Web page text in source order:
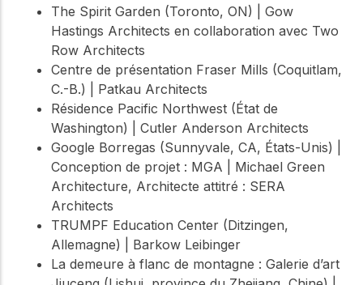
The Spirit Garden (Toronto, ON) | Gow
Hastings Architects en collaboration avec Two
Row Architects
Centre de présentation Fraser Mills (Coquitlam,
C.-B.) | Patkau Architects
Résidence Pacific Northwest (État de
Washington) | Cutler Anderson Architects
Google Borregas (Sunnyvale, CA, États-Unis) |
Conception de projet : MGA | Michael Green
Architecture, Architecte attitré : SERA
Architects
TRUMPF Education Center (Ditzingen,
Allemagne) | Barkow Leibinger
La demeure à flanc de montagne : Galerie d’art